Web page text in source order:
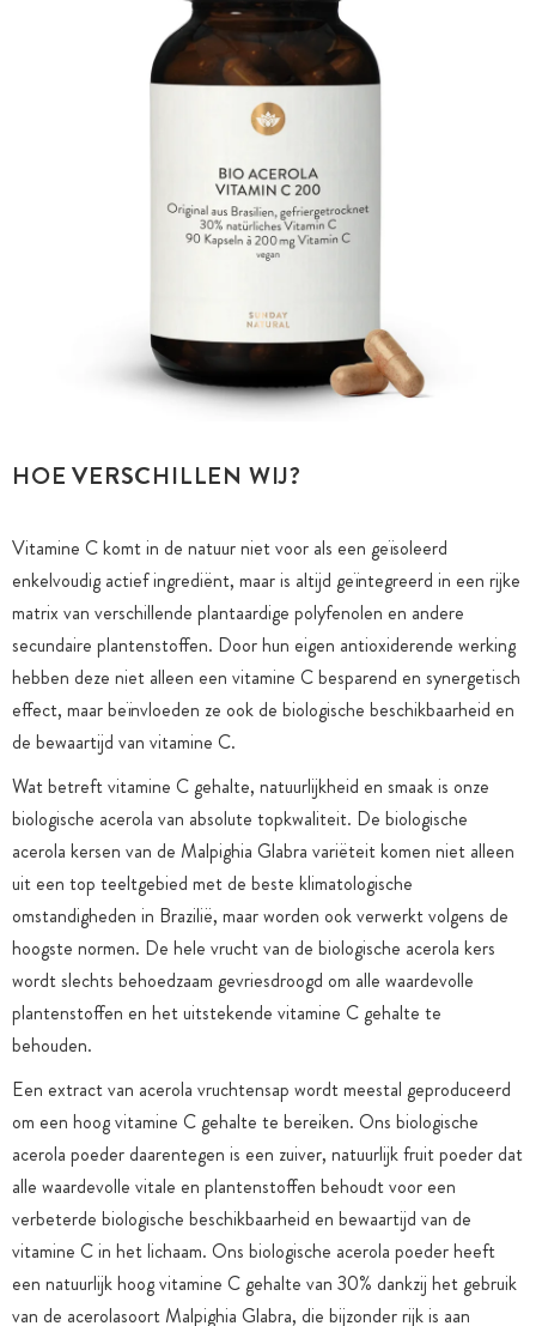
HOE VERSCHILLEN WIJ?
Vitamine C komt in de natuur niet voor als een geïsoleerd
enkelvoudig actief ingrediënt, maar is altijd geïntegreerd in een rijke
matrix van verschillende plantaardige polyfenolen en andere
secundaire plantenstoffen. Door hun eigen antioxiderende werking
hebben deze niet alleen een vitamine C besparend en synergetisch
effect, maar beïnvloeden ze ook de biologische beschikbaarheid en
de bewaartijd van vitamine C.
Wat betreft vitamine C gehalte, natuurlijkheid en smaak is onze
biologische acerola van absolute topkwaliteit. De biologische
acerola kersen van de Malpighia Glabra variëteit komen niet alleen
uit een top teeltgebied met de beste klimatologische
omstandigheden in Brazilië, maar worden ook verwerkt volgens de
hoogste normen. De hele vrucht van de biologische acerola kers
wordt slechts behoedzaam gevriesdroogd om alle waardevolle
plantenstoffen en het uitstekende vitamine C gehalte te
behouden.
Een extract van acerola vruchtensap wordt meestal geproduceerd
om een hoog vitamine C gehalte te bereiken. Ons biologische
acerola poeder daarentegen is een zuiver, natuurlijk fruit poeder dat
alle waardevolle vitale en plantenstoffen behoudt voor een
verbeterde biologische beschikbaarheid en bewaartijd van de
vitamine C in het lichaam. Ons biologische acerola poeder heeft
een natuurlijk hoog vitamine C gehalte van 30% dankzij het gebruik
van de acerolasoort Malpighia Glabra, die bijzonder rijk is aan